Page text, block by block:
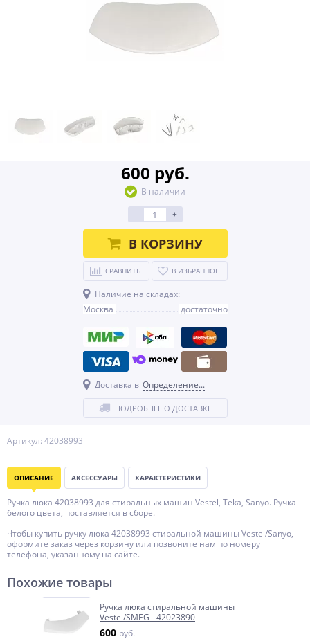
Артикул: 42038993
600 руб.
В наличии
-
+
В КОРЗИНУ
СРАВНИТЬ В ИЗБРАННОЕ
Наличие на складах:
Москва
достаточно
Доставка в Определение...
ПОДРОБНЕЕ О ДОСТАВКЕ
ОПИСАНИЕ АКСЕССУАРЫ ХАРАКТЕРИСТИКИ
Ручка люка 42038993 для стиральных машин Vestel, Teka, Sanyo. Ручка
белого цвета, поставляется в сборе.
Чтобы купить ручку люка 42038993 стиральной машины Vestel/Sanyo,
оформите заказ через корзину или позвоните нам по номеру
телефона, указанному на сайте.
Похожие товары
Ручка люка стиральной машины
Vestel/SMEG - 42023890
600 руб.